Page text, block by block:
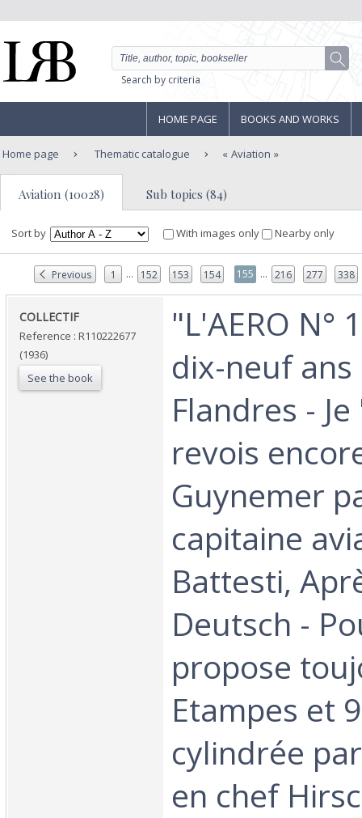
Search by criteria
HOME PAGE BOOKS AND WORKS
Home page Thematic catalogue Aviation
Aviation (10028) Sub topics (84)
Sort by With images only Nearby only
Previous 1 ... 152 153 154 155 ... 216 277 338
‎COLLECTIF‎
Reference : R110222677
(1936)
See the book
‎"L'AERO N°
dix-neuf ans
Flandres -
revois
Guynemer
capitaine
Battesti,
Deutsch -
propose
Etampes et
cylindrée
en chef